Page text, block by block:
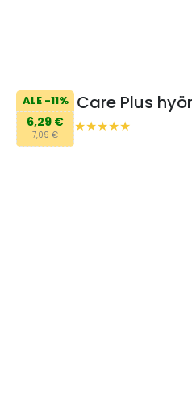
ALE -11%
6,29 €
7,09 €
Care Plus